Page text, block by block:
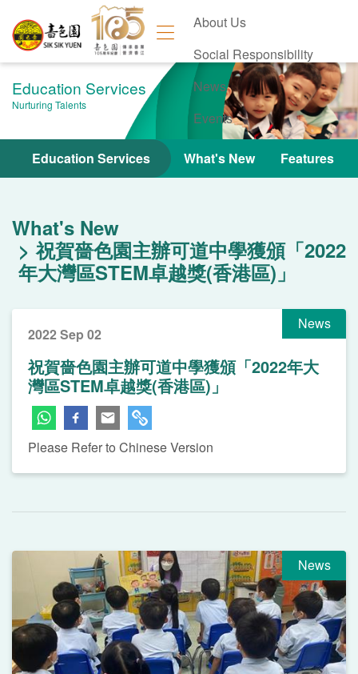
About Us
Social Responsibility
News
Events
Contact Us
Education Services
Nurturing Talents
Education Services What's New Features
What's New
祝賀嗇色園主辦可道中學獲頒「2022
年大灣區STEM卓越獎(香港區)」
News
2022 Sep 02
祝賀嗇色園主辦可道中學獲頒「2022年大
灣區STEM卓越獎(香港區)」
Please Refer to Chinese Version
News